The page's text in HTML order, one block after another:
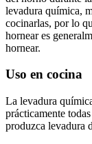
levadura química,
cocinarlas, por lo
hornear es
hornear.
Uso en cocina
La levadura
prácticamente
produzca levadura